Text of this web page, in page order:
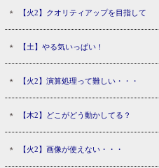
【火2】クオリティアップを目指して
【土】やる気いっぱい！
【火2】演算処理って難しい・・・
【木2】どこがどう動かしてる？
【火2】画像が使えない・・・